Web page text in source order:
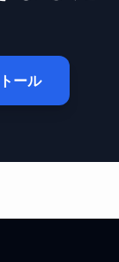
ール